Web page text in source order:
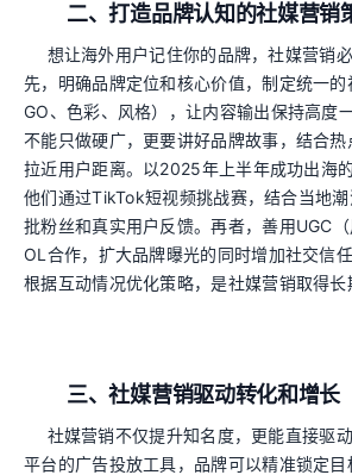
二、打造品牌认知的社媒营销
想让海外用户记住你的品牌，社媒营销
先，明确品牌定位和核心价值，制定统一
GO、色彩、风格），让内容输出保持高度
不能只做硬广，更要讲好品牌故事，结合热
拉近用户距离。以2025年上半年成功出海
他们通过TikTok短视频挑战赛，结合当地
批粉丝和真实用户反馈。再者，善用UGC
OL合作，扩大品牌曝光的同时增加社交信
根据互动情况优化策略，是社媒营销取得长
三、社媒营销驱动转化和增长
社媒营销不仅提升知名度，更能直接驱
平台的广告投放工具，品牌可以精准锁定